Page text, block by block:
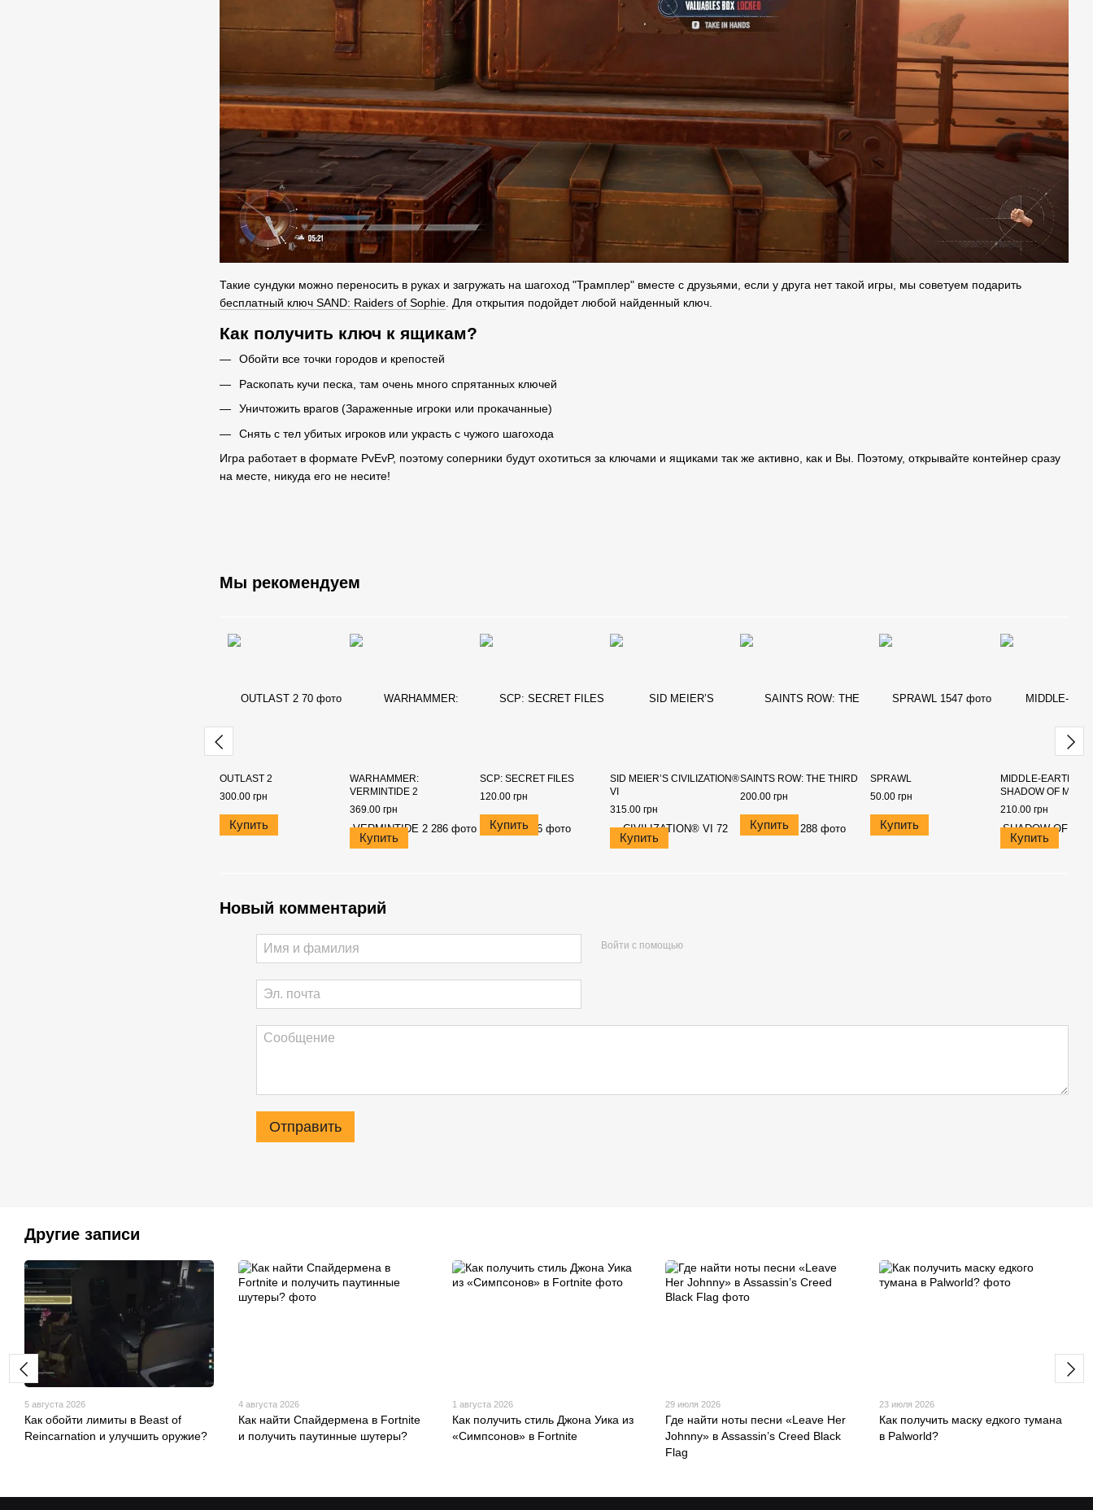
Такие сундуки можно переносить в руках и загружать на шагоход "Трамплер" вместе с друзьями, если у друга нет такой игры, мы советуем подарить
бесплатный ключ SAND: Raiders of Sophie. Для открытия подойдет любой найденный ключ.
Как получить ключ к ящикам?
Обойти все точки городов и крепостей
Раскопать кучи песка, там очень много спрятанных ключей
Уничтожить врагов (Зараженные игроки или прокачанные)
Снять с тел убитых игроков или украсть с чужого шагохода
Игра работает в формате PvEvP, поэтому соперники будут охотиться за ключами и ящиками так же активно, как и Вы. Поэтому, открывайте контейнер сразу
на месте, никуда его не несите!
Мы рекомендуем
OUTLAST 2
300.00 грн
Купить
WARHAMMER:
VERMINTIDE 2
369.00 грн
Купить
SCP: SECRET FILES
120.00 грн
Купить
SID MEIER’S CIVILIZATION®
VI
315.00 грн
Купить
SAINTS ROW: THE THIRD
200.00 грн
Купить
SPRAWL
50.00 грн
Купить
MIDDLE-EARTH™:
SHADOW OF
210.00 грн
Купить
Новый комментарий
Войти с помощью
Отправить
Другие записи
5 августа 2026
Как обойти лимиты в Beast of
Reincarnation и улучшить оружие?
4 августа 2026
Как найти Спайдермена в Fortnite
и получить паутинные шутеры?
1 августа 2026
Как получить стиль Джона Уика из
«Симпсонов» в Fortnite
29 июля 2026
Где найти ноты песни «Leave Her
Johnny» в Assassin’s Creed Black
Flag
23 июля 2026
Как получить маску едкого тумана
в Palworld?